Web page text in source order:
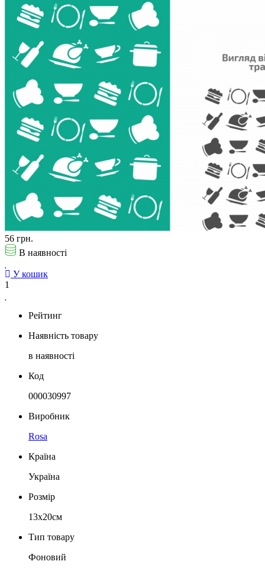
56 грн.
В наявності
У кошик
1
Рейтинг
Наявність товару
в наявності
Код
000030997
Виробник
Rosa
Країна
Україна
Розмір
13х20см
Тип товару
Фоновий